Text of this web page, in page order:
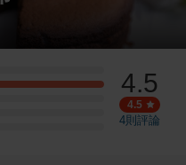
4.5
4.5
4則評論